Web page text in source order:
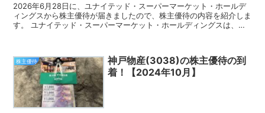
2026年6月28日に、ユナイテッド・スーパーマーケット・ホールデ
ィングスから株主優待が届きましたので、株主優待の内容を紹介しま
す。 ユナイテッド・スーパーマーケット・ホールディングスは、マ
株主優待
神戸物産(3038)の株主優待の到
着！【2024年10月】